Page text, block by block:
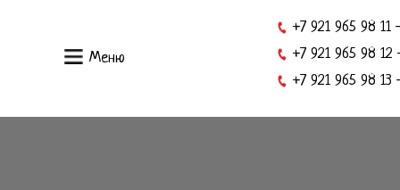
Меню
+7 921 965 98 11
+7 921 965 98 12
+7 921 965 98 13